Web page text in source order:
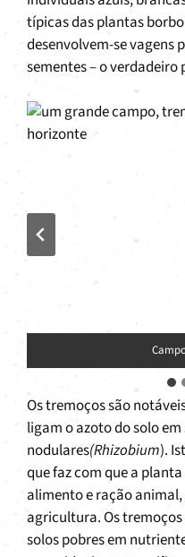
típicas das plantas
desenvolvem-se vagens
sementes – o
Os tremoços são
ligam o azoto do solo
nodulares(Rhizobium).
que faz com que a
alimento e ração
agricultura. Os
solos pobres em